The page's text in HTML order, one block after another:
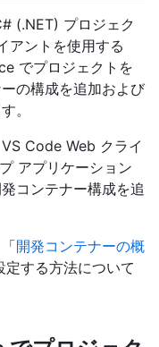
(.NET) プロジェク
アントを使用する
でプロジェクトを
の構成を追加および
。
Code Web クライ
アプリケーション
コンテナー構成を追
開発コンテナーの概
定する方法について